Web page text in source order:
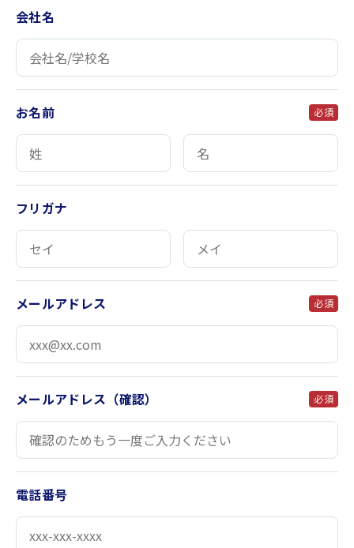
会社名
お名前 必須
フリガナ
メールアドレス 必須
メールアドレス（確認） 必須
電話番号